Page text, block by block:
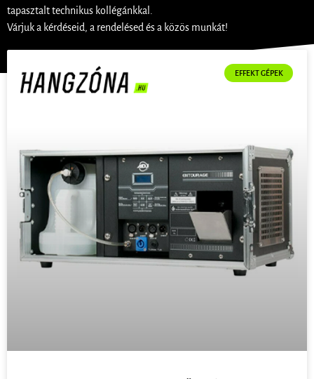
tapasztalt technikus kollégánkkal.
Várjuk a kérdéseid, a rendelésed és a közös munkát!
EFFEKT GÉPEK